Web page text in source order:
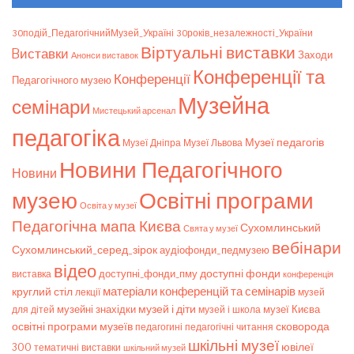
30подій_ПедагогічнийМузей_Україні 30років_незалежності_України
Bиставки Анонси виставок Віртуальні виставки Заходи
Педагогічного музею Конференції Конференції та
семінари Мистецький арсенал Музейна
педагогіка Музеї Дніпра Музеї Львова Музеї педагогів
Новини Новини Педагогічного
музею Освіта у музеї Освітні програми
Педагогічна мапа Києва Свята у музеї Сухомлинський
Сухомлинський_серед_зірокаудіофонди_педмузею вебінари
виставка відеодоступні_фонди_пмудоступні фонди конференція
круглий стіл лекції матеріали конференцій та семінарів музей
для дітей музейні знахідки музей і діти музей і школа музеї Києва
освітні програми музеїв педагогині педагогічні читання сковорода
300 тематичні виставки шкільний музей шкільні музеї ювілеї